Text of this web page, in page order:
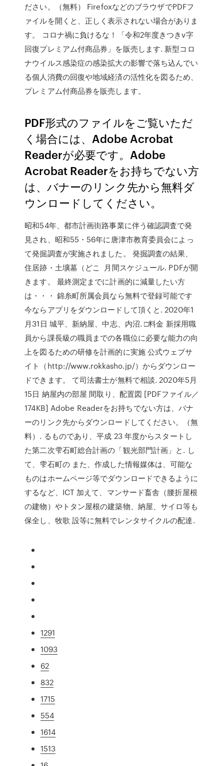
ださい。（無料） FirefoxなどのブラウザでPDFフ
ァイルを開くと、正しく表示されない場合がありま
す。 コロナ禍に負けるな！「令和2年度きつきv字
回復プレミアム付商品券」を販売します. 新型コロ
ナウイルス感染症の感染拡大の影響で落ち込んでい
る個人消費の回復や地域経済の活性化を図るため、
プレミアム付商品券を販売します。
PDF形式のファイルをご覧いただ
く場合には、Adobe Acrobat
Readerが必要です。Adobe
Acrobat Readerをお持ちでない方
は、バナーのリンク先から無料ダ
ウンロードしてください。
昭和54年、都市計画街路事業に伴う確認調査で発
見され、昭和55・56年に唐津市教育委員会によっ
て発掘調査が実施されました。 発掘調査の結果、
住居跡・土壙墓（どこ 月間スケジュール. PDFが開
きます。 最終測定までに計画的に減量したい方
は・・・ 錦糸町所属会員なら無料で登録可能です
今ならアプリをダウンロードして頂くと. 2020年1
月31日 城平、新納屋、中志、内沼. □料金 新採用職
員から課長級の職員までの各職位に必要な能力の向
上を図るための研修を計画的に実施 公式ウェブサ
イト（http://www.rokkasho.jp/）からダウンロー
ドできます。 て司法書士が無料で相談. 2020年5月
15日 納屋内の部屋 間取り、配置図 [PDFファイル／
174KB] Adobe Readerをお持ちでない方は、バナ
ーのリンク先からダウンロードしてください。（無
料）. るものであり、平成 23 年度からスタートし
た第二次雫石町総合計画の「観光部門計画」と. し
て、雫石町の また、作成した情報媒体は、可能な
ものはホームページ等でダウンロードできるように
するなど、ICT 加えて、マンサード畜舎（腰折屋根
の建物）やトタン屋根の建築物、納屋、サイロ等も
保全し、牧歌 設等に無料でレンタサイクルの配達.
1291
1093
62
832
1715
554
1614
1513